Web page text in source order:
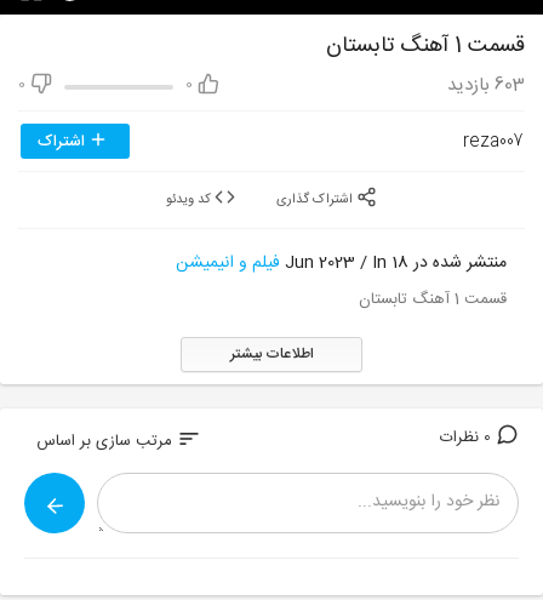
قسمت 1 آهنگ تابستان
0
0 603 بازدید
reza007 اشتراک
منتشر شده در 18 Jun 2023 / In فیلم و انیمیشن
قسمت 1 آهنگ تابستان
اطلاعات بیشتر
sort مرتب سازی بر اساس